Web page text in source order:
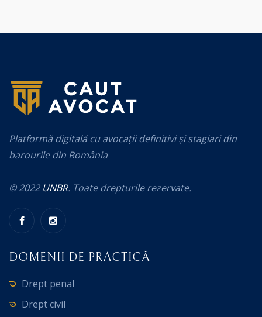
Platformă digitală cu avocații definitivi și stagiari din
barourile din România
© 2022 UNBR. Toate drepturile rezervate.
DOMENII DE PRACTICĂ
Drept penal
Drept civil